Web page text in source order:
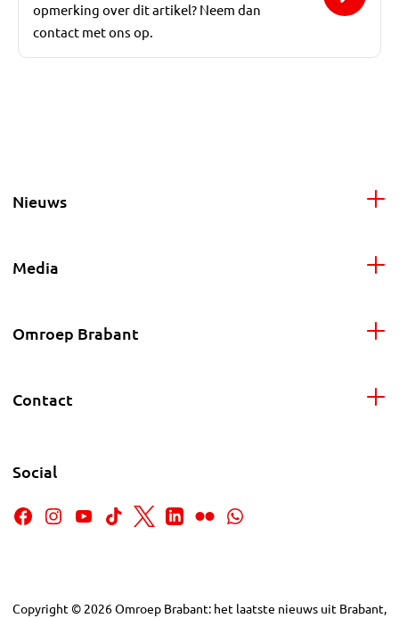
opmerking over dit artikel? Neem dan
contact met ons op.
Nieuws
Media
Omroep Brabant
Contact
Social
Copyright © 2026Omroep Brabant: het laatste nieuws uit Brabant,